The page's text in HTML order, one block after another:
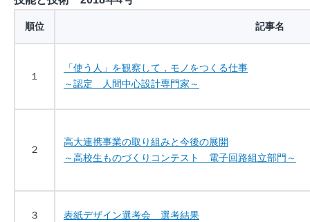
順位 記事名
１
「使う人」を観察して，モノをつくる仕事
～認定 人間中心設計専門家～
２
高大連携事業の取り組みと今後の展開
～高校生ものづくりコンテスト 電子回路組立部門～
３ 表紙デザイン選考会 選考結果